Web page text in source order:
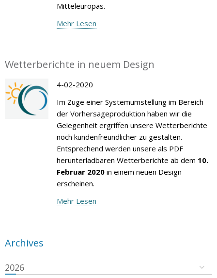
Mitteleuropas.
Mehr Lesen
Wetterberichte in neuem Design
4-02-2020
Im Zuge einer Systemumstellung im Bereich
der Vorhersageproduktion haben wir die
Gelegenheit ergriffen unsere Wetterberichte
noch kundenfreundlicher zu gestalten.
Entsprechend werden unsere als PDF
herunterladbaren Wetterberichte ab dem 10.
Februar 2020in einem neuen Design
erscheinen.
Mehr Lesen
Archives
2026